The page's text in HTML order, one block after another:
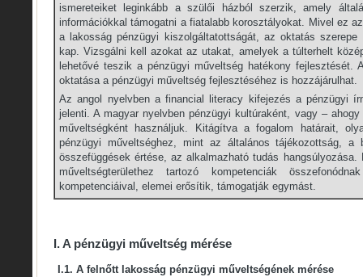
ismereteiket leginkább a szülői házból szerzik, amely
információkkal támogatni a fiatalabb korosztályokat. Mivel ez
a lakosság pénzügyi kiszolgáltatottságát, az oktatás szerepe
kap. Vizsgálni kell azokat az utakat, amelyek a túlterhelt
lehetővé teszik a pénzügyi műveltség hatékony fejlesztését.
oktatása a pénzügyi műveltség fejlesztéséhez is hozzájárulhat.
Az angol nyelvben a financial literacy kifejezés a pénzügyi
jelenti. A magyar nyelvben pénzügyi kultúraként, vagy –
műveltségként használjuk. Kitágítva a fogalom határait,
pénzügyi műveltséghez, mint az általános tájékozottság, a
összefüggések értése, az alkalmazható tudás hangsúlyozása.
műveltségterülethez tartozó kompetenciák
kompetenciáival, elemei erősítik, támogatják egymást.
I. A pénzügyi műveltség mérése
I.1. A felnőtt lakosság pénzügyi műveltségének mérése